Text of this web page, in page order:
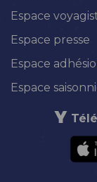
Espace
Espace presse
Espace
Espace